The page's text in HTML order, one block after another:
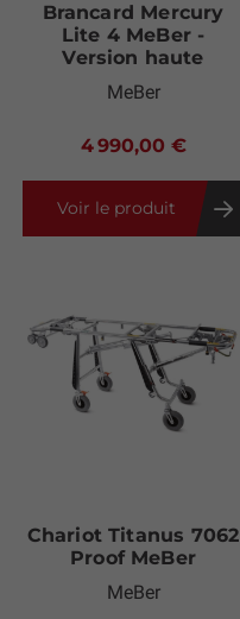
Brancard Mercury
Lite 4 MeBer -
Version haute
MeBer
4 990,00 €
Voir le produit
Chariot Titanus 7062
Proof MeBer
MeBer